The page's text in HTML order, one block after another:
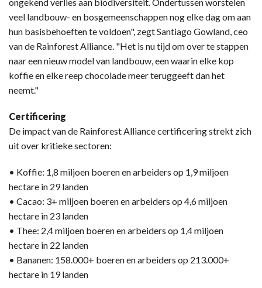
veel landbouw- en bosgemeenschappen nog elke dag om aan
hun basisbehoeften te voldoen", zegt Santiago Gowland, ceo
van de Rainforest Alliance. "Het is nu tijd om over te stappen
naar een nieuw model van landbouw, een waarin elke kop
koffie en elke reep chocolade meer teruggeeft dan het
neemt."
Certificering
De impact van de Rainforest Alliance certificering strekt zich
uit over kritieke sectoren:
• Koffie: 1,8 miljoen boeren en arbeiders op 1,9 miljoen
hectare in 29 landen
• Cacao: 3+ miljoen boeren en arbeiders op 4,6 miljoen
hectare in 23 landen
• Thee: 2,4 miljoen boeren en arbeiders op 1,4 miljoen
hectare in 22 landen
• Bananen: 158.000+ boeren en arbeiders op 213.000+
hectare in 19 landen